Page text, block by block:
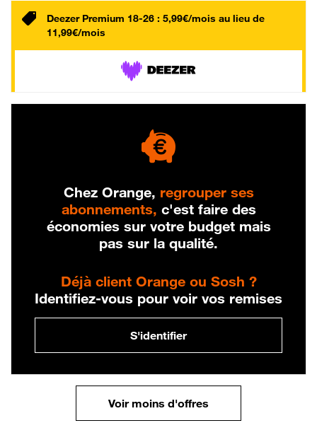
Deezer Premium 18-26 : 5,99€/mois au lieu de
11,99€/mois
Chez Orange, regrouper ses
abonnements, c'est faire des
économies sur votre budget mais
pas sur la qualité.
Déjà client Orange ou Sosh ?
Identifiez-vous pour voir vos remises
S'identifier
Voir moins d'offres